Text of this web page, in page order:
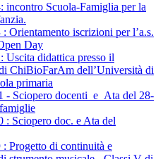
incontro Scuola-Famiglia per la
Orientamento iscrizioni per l’a.s.
Day
Uscita didattica presso il
ChiBioFarAm dell’Università di
primaria
- Sciopero docenti_e_Ata del 28-
: Sciopero doc. e Ata del
Progetto di continuità e